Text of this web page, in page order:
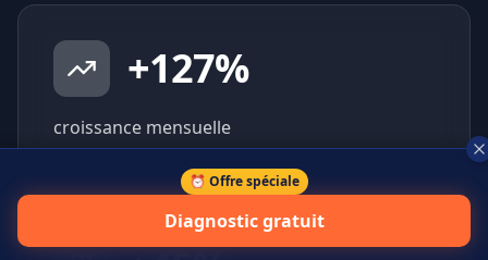
+127%
croissance mensuelle
⏰ Offre spéciale
Diagnostic gratuit